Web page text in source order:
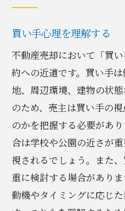
買い手心理を理解する
不動産売却において「買
約への近道です。買い手
地、周辺環境、建物の状
のため、売主は買い手の
のかを把握する必要があ
合は学校や公園の近さが
視されるでしょう。また
重に検討する場合があり
動機やタイミングに応じ